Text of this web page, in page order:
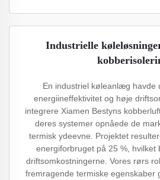
Industrielle
En industriel køleanlæg havde
energiineffektivitet og høje
integrere Xiamen Bestyns
deres systemer opnåede de
termisk ydeevne. Projektet
energiforbruget på 25 %, hvilket
driftsomkostningerne. Vores rørs
fremragende termiske egenskaber